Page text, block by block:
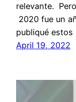
relevante.
2020 fue un
publiqué
April 19, 2022